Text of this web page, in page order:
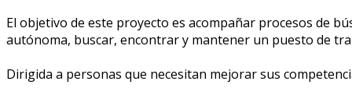
El objetivo de este proyecto es acompañar procesos de
autónoma, buscar, encontrar y mantener un puesto de
Dirigida a personas que necesitan mejorar sus